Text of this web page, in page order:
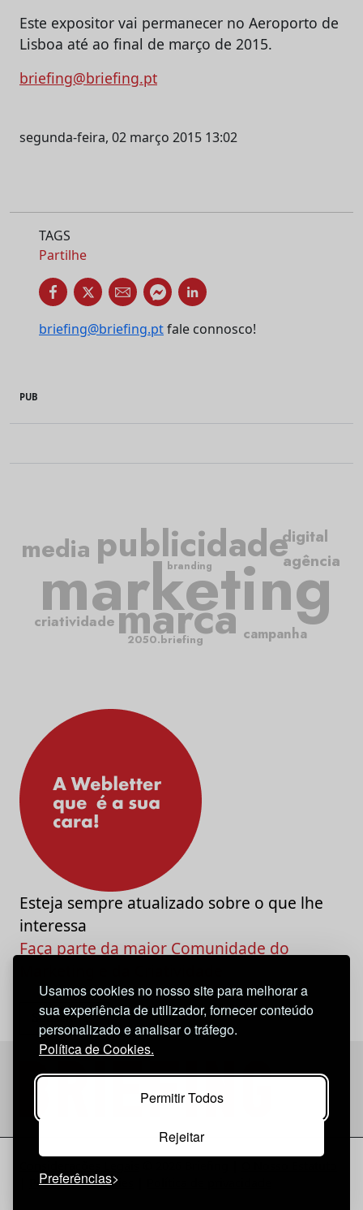
Usamos cookies no nosso site para melhorar a
sua experiência de utilizador, fornecer conteúdo
personalizado e analisar o tráfego.
Política de Cookies.
Permitir Todos
Rejeitar
Preferências
Este expositor vai permanecer no Aeroporto de
Lisboa até ao final de março de 2015.
briefing@briefing.pt
segunda-feira, 02 março 2015 13:02
TAGS
Partilhe
briefing@briefing.ptfale connosco!
PUB
marketing
publicidade
marca
criatividade
campanha
media agência
digital
2050.briefing
branding
Esteja sempre atualizado sobre o que lhe
interessa
Faça parte da maior Comunidade do
Política de Cookies